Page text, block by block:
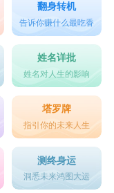
字，和柴犬的形
狗狗的用心以及
飞仙，是祥瑞
经历诸多战场，
显得霸气又独
既贴合了狗的身
翻身转机
告诉你赚什么最吃香
姓名详批
姓名对人生的影响
塔罗牌
指引你的未来人生
测终身运
洞悉未来鸿图大运